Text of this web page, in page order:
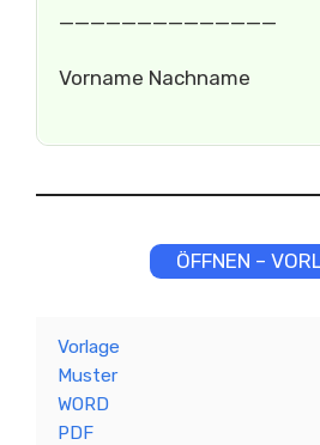
______________
Vorname Nachname
ÖFFNEN –
Vorlage
Muster
WORD
PDF